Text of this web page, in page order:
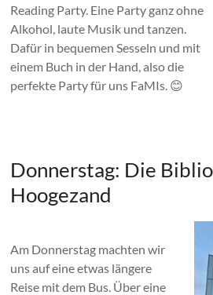
Reading Party. Eine Party ganz ohne
Alkohol, laute Musik und tanzen.
Dafür in bequemen Sesseln und mit
einem Buch in der Hand, also die
perfekte Party für uns FaMIs. 😊
Donnerstag: Die
Hoogezand
Am Donnerstag machten wir
uns auf eine etwas längere
Reise mit dem Bus. Über eine